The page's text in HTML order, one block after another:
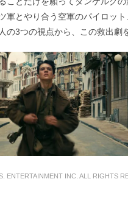
軍とやり合う空軍のパイロッ
の3つの視点から、この救出劇
ENTERTAINMENT INC. ALL RIGHTS